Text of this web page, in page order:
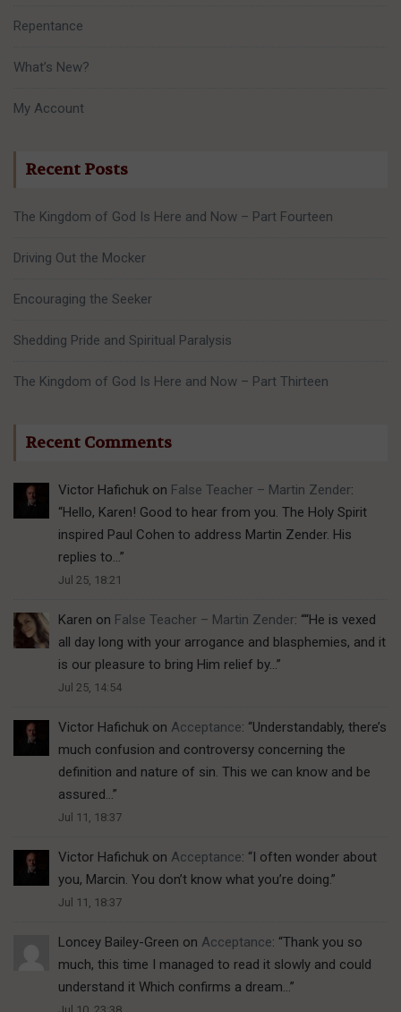
Repentance
What’s New?
My Account
Recent Posts
The Kingdom of God Is Here and Now – Part Fourteen
Driving Out the Mocker
Encouraging the Seeker
Shedding Pride and Spiritual Paralysis
The Kingdom of God Is Here and Now – Part Thirteen
Recent Comments
Victor Hafichuk on False Teacher – Martin Zender:
“Hello, Karen! Good to hear from you. The Holy Spirit
inspired Paul Cohen to address Martin Zender. His
replies to…”
Jul 25, 18:21
Karen on False Teacher – Martin Zender: ““He is vexed
all day long with your arrogance and blasphemies, and it
is our pleasure to bring Him relief by…”
Jul 25, 14:54
Victor Hafichuk on Acceptance: “Understandably, there’s
much confusion and controversy concerning the
definition and nature of sin. This we can know and be
assured…”
Jul 11, 18:37
Victor Hafichuk on Acceptance: “I often wonder about
you, Marcin. You don’t know what you’re doing.”
Jul 11, 18:37
Loncey Bailey-Green on Acceptance: “Thank you so
much, this time I managed to read it slowly and could
understand it Which confirms a dream…”